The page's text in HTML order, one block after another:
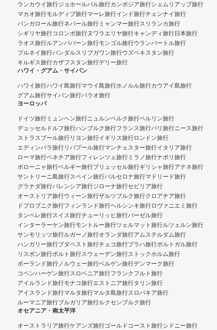
ランカウイ旅行ジョホールバル旅行カンボジア旅行シェムリアップ旅行
マカオ旅行モルディブ旅行マーレ旅行インド旅行チェンナイ旅行
バンガロール旅行ネパール旅行 ミャンマー旅行スリランカ旅行
シギリヤ旅行コロンボ旅行ヌワラエリヤ旅行キャンディ旅行日本旅行
ラオス旅行ルアンパバーン旅行モンゴル旅行ウランバートル旅行
ブルネイ旅行バンダルスリブガワン旅行ウズベキスタン旅行
キルギス旅行カザフスタン旅行デリー旅行
ハワイ・グアム・サイパン
ハワイ旅行ハワイ島旅行マウイ島旅行ホノルル旅行カウアイ島旅行
グアム旅行サイパン旅行パラオ旅行
ヨーロッパ
ドイツ旅行 ミュンヘン旅行ニュルンベルク旅行ベルリン旅行
デュッセルドルフ旅行ハンブルク旅行フランス旅行パリ旅行ニース旅行
ストラスブール旅行リヨン旅行イギリス旅行ロンドン旅行
エディンバラ旅行リバプール旅行マンチェスター旅行イタリア旅行
ローマ旅行ベネチア旅行フィレンツェ旅行 ミラノ旅行ナポリ旅行
ボローニャ旅行ベルギー旅行ブリュッセル旅行ギリシャ旅行アテネ旅行
サントリーニ島旅行スペイン旅行バルセロナ旅行マドリード旅行
グラナダ旅行バレンシア旅行ジローナ旅行セビリア旅行
オーストリア旅行ウィーン旅行ザルツブルク旅行クロアチア旅行
ドブロブニク旅行フィンランド旅行ヘルシンキ旅行ロヴァニエミ旅行
タンペレ旅行スイス旅行チューリッヒ旅行バーゼル旅行
インターラーケン旅行モントルー旅行ツェルマット旅行ルツェルン旅行
サンモリッツ旅行ルガーノ旅行オランダ旅行アムステルダム旅行
ハンガリー旅行ブダペスト旅行チェコ旅行プラハ旅行ポルトガル旅行
リスボン旅行ポルト旅行スウェーデン旅行ストックホルム旅行
ポーランド旅行ノルウェー旅行ベルゲン旅行デンマーク旅行
コペンハーゲン旅行スロベニア旅行フランクフルト旅行
アイルランド旅行モナコ旅行エストニア旅行タリン旅行
アイスランド旅行マルタ旅行マルタ島旅行スロバキア旅行
ルーマニア旅行ブルガリア旅行ルクセンブルク旅行
オセアニア・南太平洋
オーストラリア旅行ケアンズ旅行ゴールドコースト旅行シドニー旅行